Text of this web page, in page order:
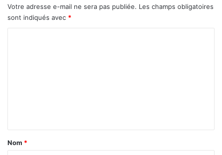
c
Votre adresse e-mail ne sera pas publiée. Les champs obligatoires
sont indiqués avec *
a
Nom *